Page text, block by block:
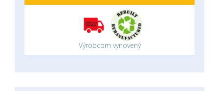
Výrobcom vynovený